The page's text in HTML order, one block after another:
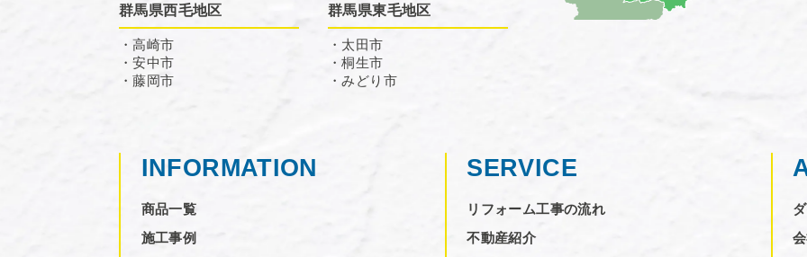
群馬県西毛地区
・高崎市
・安中市
・藤岡市
群馬県東毛地区
・太田市
・桐生市
・みどり市
INFORMATION
商品一覧
施工事例
SERVICE
リフォーム工事の流れ
不動産紹介